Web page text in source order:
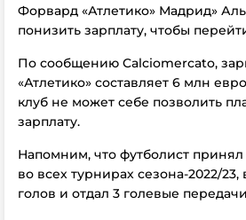
Форвард «Атлетико» Мадрид»
понизить зарплату, чтобы
По сообщению Calciomercato,
«Атлетико» составляет 6 млн
клуб не может себе позволить
зарплату.
Напомним, что футболист принял
во всех турнирах сезона-2022/23,
голов и отдал 3 голевые